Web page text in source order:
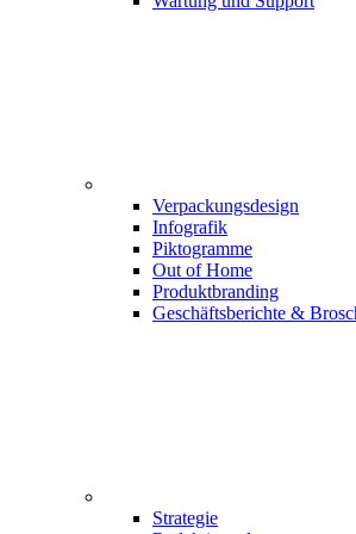
Verpackungsdesign
Infografik
Piktogramme
Out of Home
Produktbranding
Geschäftsberichte &
Strategie